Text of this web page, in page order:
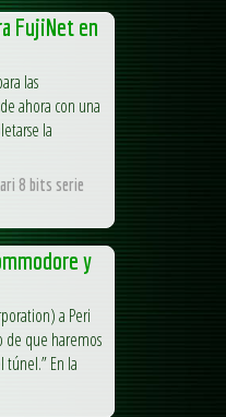
FujiNet en
las
ahora con una
la
8 bits serie
y
a Peri
de que haremos
túnel.” En la